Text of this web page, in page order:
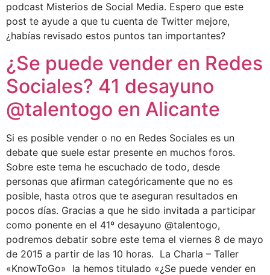
podcast Misterios de Social Media. Espero que este
post te ayude a que tu cuenta de Twitter mejore,
¿habías revisado estos puntos tan importantes?
¿Se puede vender en Redes
Sociales? 41 desayuno
@talentogo en Alicante
Si es posible vender o no en Redes Sociales es un
debate que suele estar presente en muchos foros.
Sobre este tema he escuchado de todo, desde
personas que afirman categóricamente que no es
posible, hasta otros que te aseguran resultados en
pocos días. Gracias a que he sido invitada a participar
como ponente en el 41º desayuno @talentogo,
podremos debatir sobre este tema el viernes 8 de mayo
de 2015 a partir de las 10 horas. La Charla – Taller
«KnowToGo» la hemos titulado «¿Se puede vender en